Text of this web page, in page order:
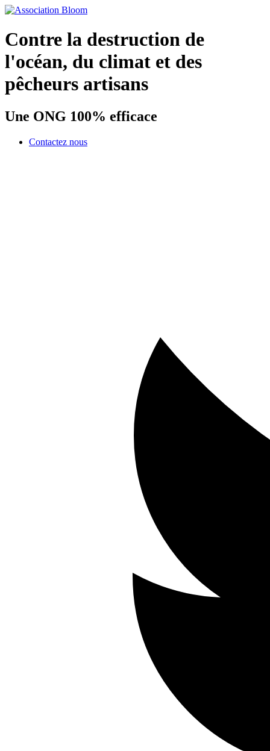
Contre la destruction de
l'océan, du climat et des
pêcheurs artisans
Une ONG 100% efficace
Contactez nous